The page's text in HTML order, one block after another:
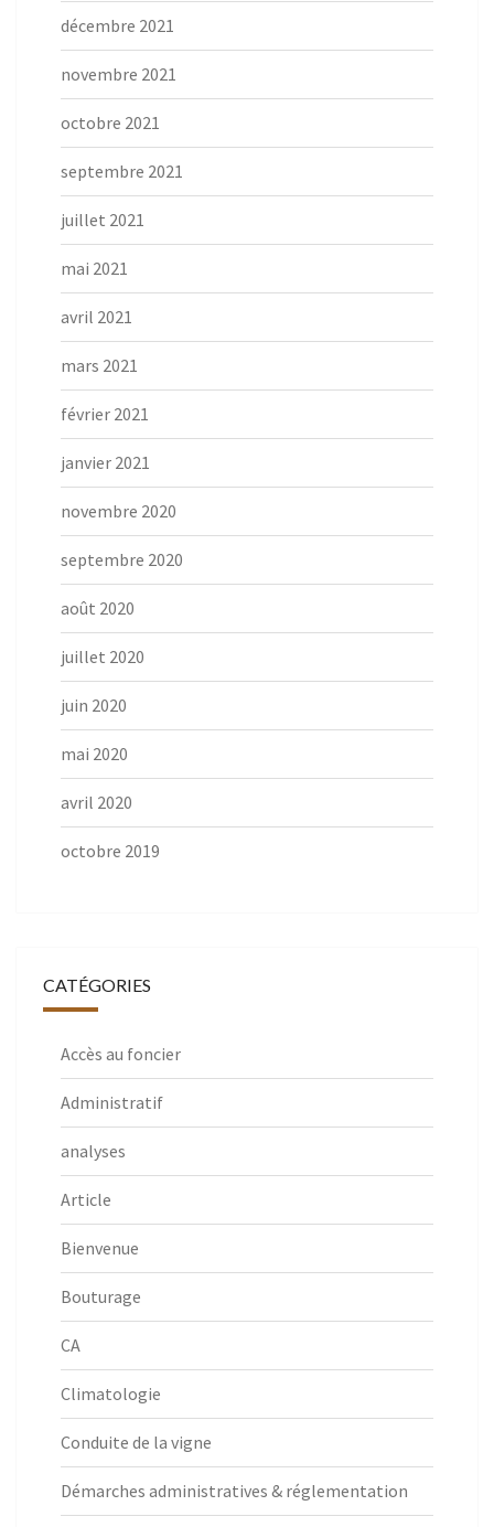
décembre 2021
novembre 2021
octobre 2021
septembre 2021
juillet 2021
mai 2021
avril 2021
mars 2021
février 2021
janvier 2021
novembre 2020
septembre 2020
août 2020
juillet 2020
juin 2020
mai 2020
avril 2020
octobre 2019
CATÉGORIES
Accès au foncier
Administratif
analyses
Article
Bienvenue
Bouturage
CA
Climatologie
Conduite de la vigne
Démarches administratives & réglementation